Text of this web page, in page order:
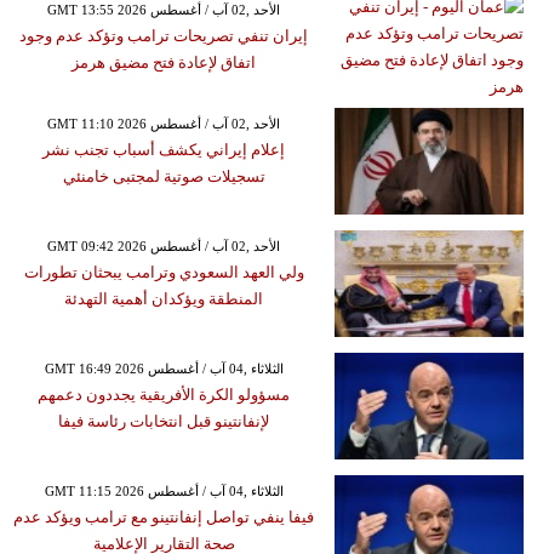
GMT 13:55 2026 الأحد ,02 آب / أغسطس
إيران تنفي تصريحات ترامب وتؤكد عدم وجود
اتفاق لإعادة فتح مضيق هرمز
GMT 11:10 2026 الأحد ,02 آب / أغسطس
إعلام إيراني يكشف أسباب تجنب نشر
تسجيلات صوتية لمجتبى خامنئي
GMT 09:42 2026 الأحد ,02 آب / أغسطس
ولي العهد السعودي وترامب يبحثان تطورات
المنطقة ويؤكدان أهمية التهدئة
GMT 16:49 2026 الثلاثاء ,04 آب / أغسطس
مسؤولو الكرة الأفريقية يجددون دعمهم
لإنفانتينو قبل انتخابات رئاسة فيفا
GMT 11:15 2026 الثلاثاء ,04 آب / أغسطس
فيفا ينفي تواصل إنفانتينو مع ترامب ويؤكد عدم
صحة التقارير الإعلامية